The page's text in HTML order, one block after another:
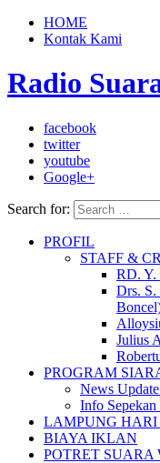
HOME
Kontak Kami
Radio
facebook
twitter
youtube
Google+
Search for:
PROFIL
STAFF &
RD. Y.
Drs.
Julius
PROGRAM
News
Info Sepekan
LAMPUNG
BIAYA IKLAN
POTRET SUARA